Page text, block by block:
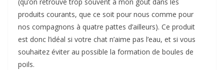
produits courants, que ce soit pour nous comme pour
nos compagnons à quatre pattes d’ailleurs). Ce produit
est donc l’idéal si votre chat n’aime pas l’eau, et si vous
souhaitez éviter au possible la formation de boules de
poils.